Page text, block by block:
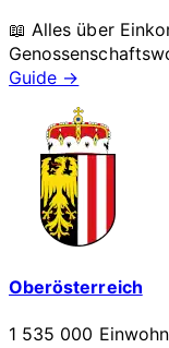
📖 Alles über
Guide →
Oberösterreich
1 535 000